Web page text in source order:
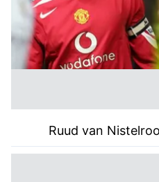
Ruud van